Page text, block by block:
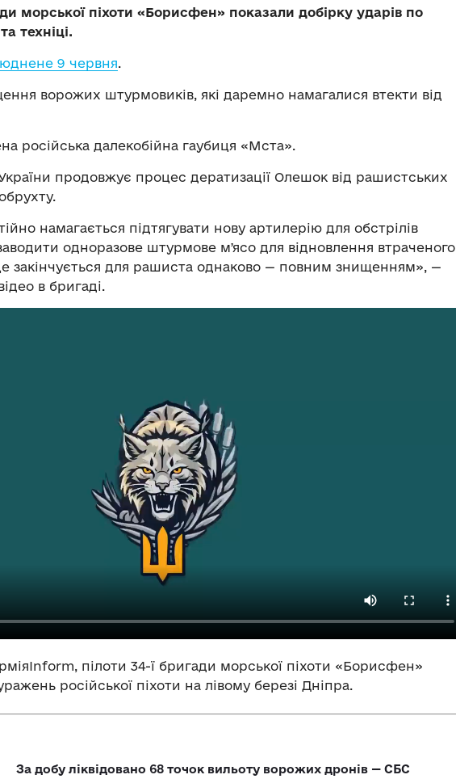
морської піхоти «Борисфен» показали добірку ударів по
техніці.
9 червня
ворожих штурмовиків, які даремно намагалися втекти від
російська далекобійна гаубиця «Мста».
продовжує процес дератизації Олешок від рашистських
намагається підтягувати нову артилерію для обстрілів
одноразове штурмове мʼясо для відновлення втраченого
закінчується для рашиста однаково — повним знищенням», —
в бригаді.
пілоти 34-ї бригади морської піхоти «Борисфен»
російської піхоти на лівому березі Дніпра.
За добу ліквідовано 68 точок вильоту ворожих дронів — СБС